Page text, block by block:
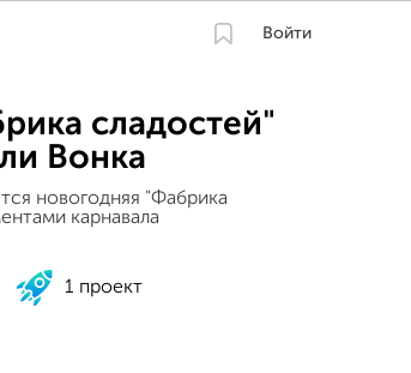
Войти
сладостей"
Вонка
новогодняя "Фабрика
карнавала
1 проект